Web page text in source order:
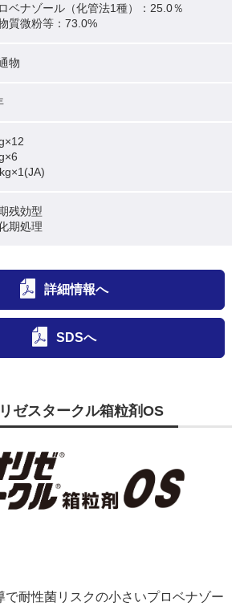
ベナゾール（化管法1種）：25.0％
質微粉等：73.0%
物
残効型
期処理
詳細情報へ
SDSへ
ゼスタークル箱粒剤OS
で耐性菌リスクの小さいプロベナゾー